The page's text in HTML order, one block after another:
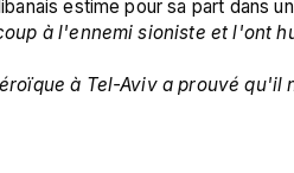
estime pour sa part dans
à l'ennemi sioniste et l'ont
à Tel-Aviv a prouvé qu'il